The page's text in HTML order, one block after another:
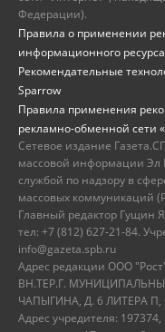
Федерации).
Правила о применении
информационного
Рекомендательные
Sparrow
Правила применения
рекламно-обменной сети
Сетевое издание
массовой информации
службой по надзору в
массовых коммуникаций
Главный редактор Гущин
тел: +7 (812) 627-21-84.
info@gazeta.spb.ru
Адрес редакции ООО
ВН.ТЕР.Г.
ЧАПЫГИНА, Д. 6 ЛИТЕРА
Адрес учредителя: